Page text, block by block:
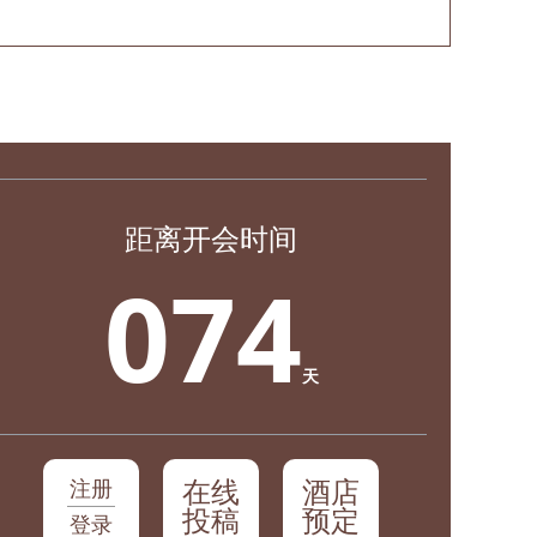
距离开会时间
074天
注册
登录
在线
投稿
酒店
预定